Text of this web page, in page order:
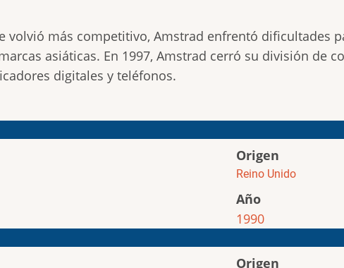
más competitivo, Amstrad enfrentó dificultades
asiáticas. En 1997, Amstrad cerró su división de
digitales y teléfonos.
Origen
Reino Unido
Año
1990
Origen